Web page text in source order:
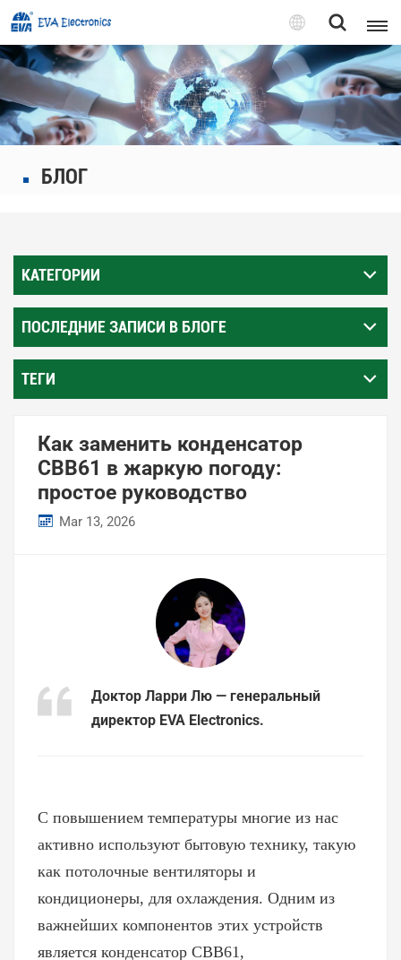
Pусский
English
Pусский
БЛОГ
КАТЕГОРИИ
ПОСЛЕДНИЕ ЗАПИСИ В БЛОГЕ
ТЕГИ
Как заменить конденсатор
CBB61 в жаркую погоду:
простое руководство
Mar 13, 2026
Доктор Ларри Лю — генеральный
директор EVA Electronics.
С повышением температуры многие из нас
активно используют бытовую технику, такую ​​
как потолочные вентиляторы и
кондиционеры, для охлаждения. Одним из
важнейших компонентов этих устройств
является конденсатор CBB61,